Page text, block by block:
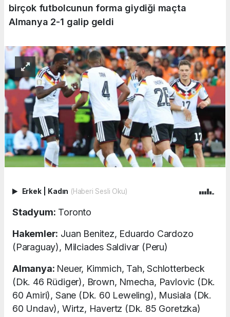
birçok futbolcunun forma giydiği maçta
Almanya 2-1 galip geldi
Erkek Kadın (Haberi Sesli Oku)
Stadyum: Toronto
Hakemler: Juan Benitez, Eduardo Cardozo
(Paraguay), Milciades Saldivar (Peru)
Almanya: Neuer, Kimmich, Tah, Schlotterbeck
(Dk. 46 Rüdiger), Brown, Nmecha, Pavlovic (Dk.
60 Amiri), Sane (Dk. 60 Leweling), Musiala (Dk.
60 Undav), Wirtz, Havertz (Dk. 85 Goretzka)